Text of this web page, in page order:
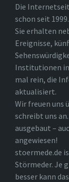
Die
schon seit 1999.
Sie erhalten
Ereignisse,
Institutionen in
mal rein, die
aktualisiert.
Wir freuen uns
schreibt uns
ausgebaut –
angewiesen!
stoermede.de
Störmeder. Je
besser kann